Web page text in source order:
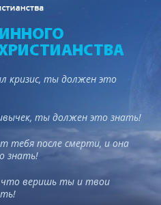
кризис, ты должен это
ты должен это знать!
тебя после смерти, и она
знать!
что веришь ты и твои